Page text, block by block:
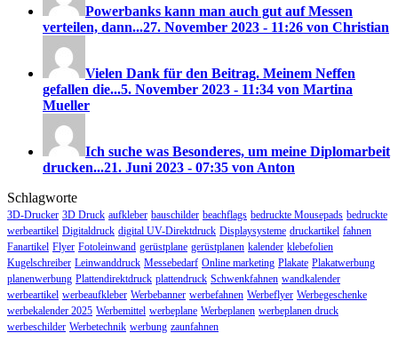
Powerbanks kann man auch gut auf Messen
verteilen, dann...27. November 2023 - 11:26 von Christian
Vielen Dank für den Beitrag. Meinem Neffen
gefallen die...5. November 2023 - 11:34 von Martina
Mueller
Ich suche was Besonderes, um meine Diplomarbeit
drucken...21. Juni 2023 - 07:35 von Anton
Schlagworte
3D-Drucker 3D Druck aufkleber bauschilder beachflags bedruckte Mousepads bedruckte
werbeartikel Digitaldruck digital UV-Direktdruck Displaysysteme druckartikel fahnen
Fanartikel Flyer Fotoleinwand gerüstplane gerüstplanen kalender klebefolien
Kugelschreiber Leinwanddruck Messebedarf Online marketing Plakate Plakatwerbung
planenwerbung Plattendirektdruck plattendruck Schwenkfahnen wandkalender
werbeartikel werbeaufkleber Werbebanner werbefahnen Werbeflyer Werbegeschenke
werbekalender 2025 Werbemittel werbeplane Werbeplanen werbeplanen druck
werbeschilder Werbetechnik werbung zaunfahnen